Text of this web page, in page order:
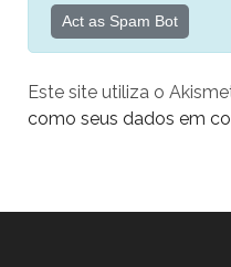
i
v
Act as Spam Bot
Este site utiliza o
como seus dados em